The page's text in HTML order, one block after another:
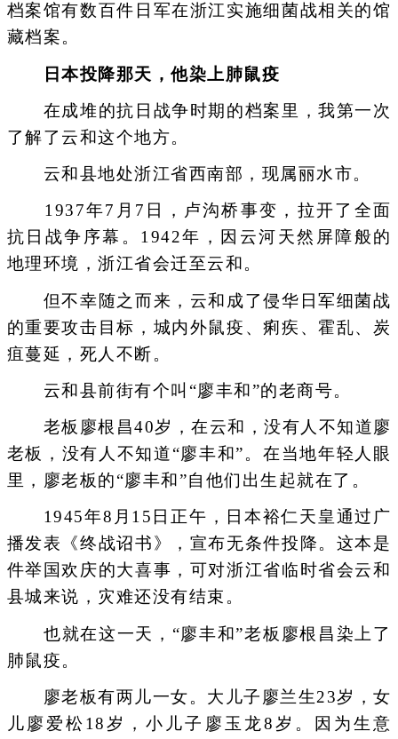
档案馆有数百件日军在浙江实施细菌战相关的馆
藏档案。
日本投降那天，他染上肺鼠疫
在成堆的抗日战争时期的档案里，我第一次
了解了云和这个地方。
云和县地处浙江省西南部，现属丽水市。
1937年7月7日，卢沟桥事变，拉开了全面
抗日战争序幕。1942年，因云河天然屏障般的
地理环境，浙江省会迁至云和。
但不幸随之而来，云和成了侵华日军细菌战
的重要攻击目标，城内外鼠疫、痢疾、霍乱、炭
疽蔓延，死人不断。
云和县前街有个叫“廖丰和”的老商号。
老板廖根昌40岁，在云和，没有人不知道廖
老板，没有人不知道“廖丰和”。在当地年轻人眼
里，廖老板的“廖丰和”自他们出生起就在了。
1945年8月15日正午，日本裕仁天皇通过广
播发表《终战诏书》，宣布无条件投降。这本是
件举国欢庆的大喜事，可对浙江省临时省会云和
县城来说，灾难还没有结束。
也就在这一天，“廖丰和”老板廖根昌染上了
肺鼠疫。
廖老板有两儿一女。大儿子廖兰生23岁，女
儿廖爱松18岁，小儿子廖玉龙8岁。因为生意